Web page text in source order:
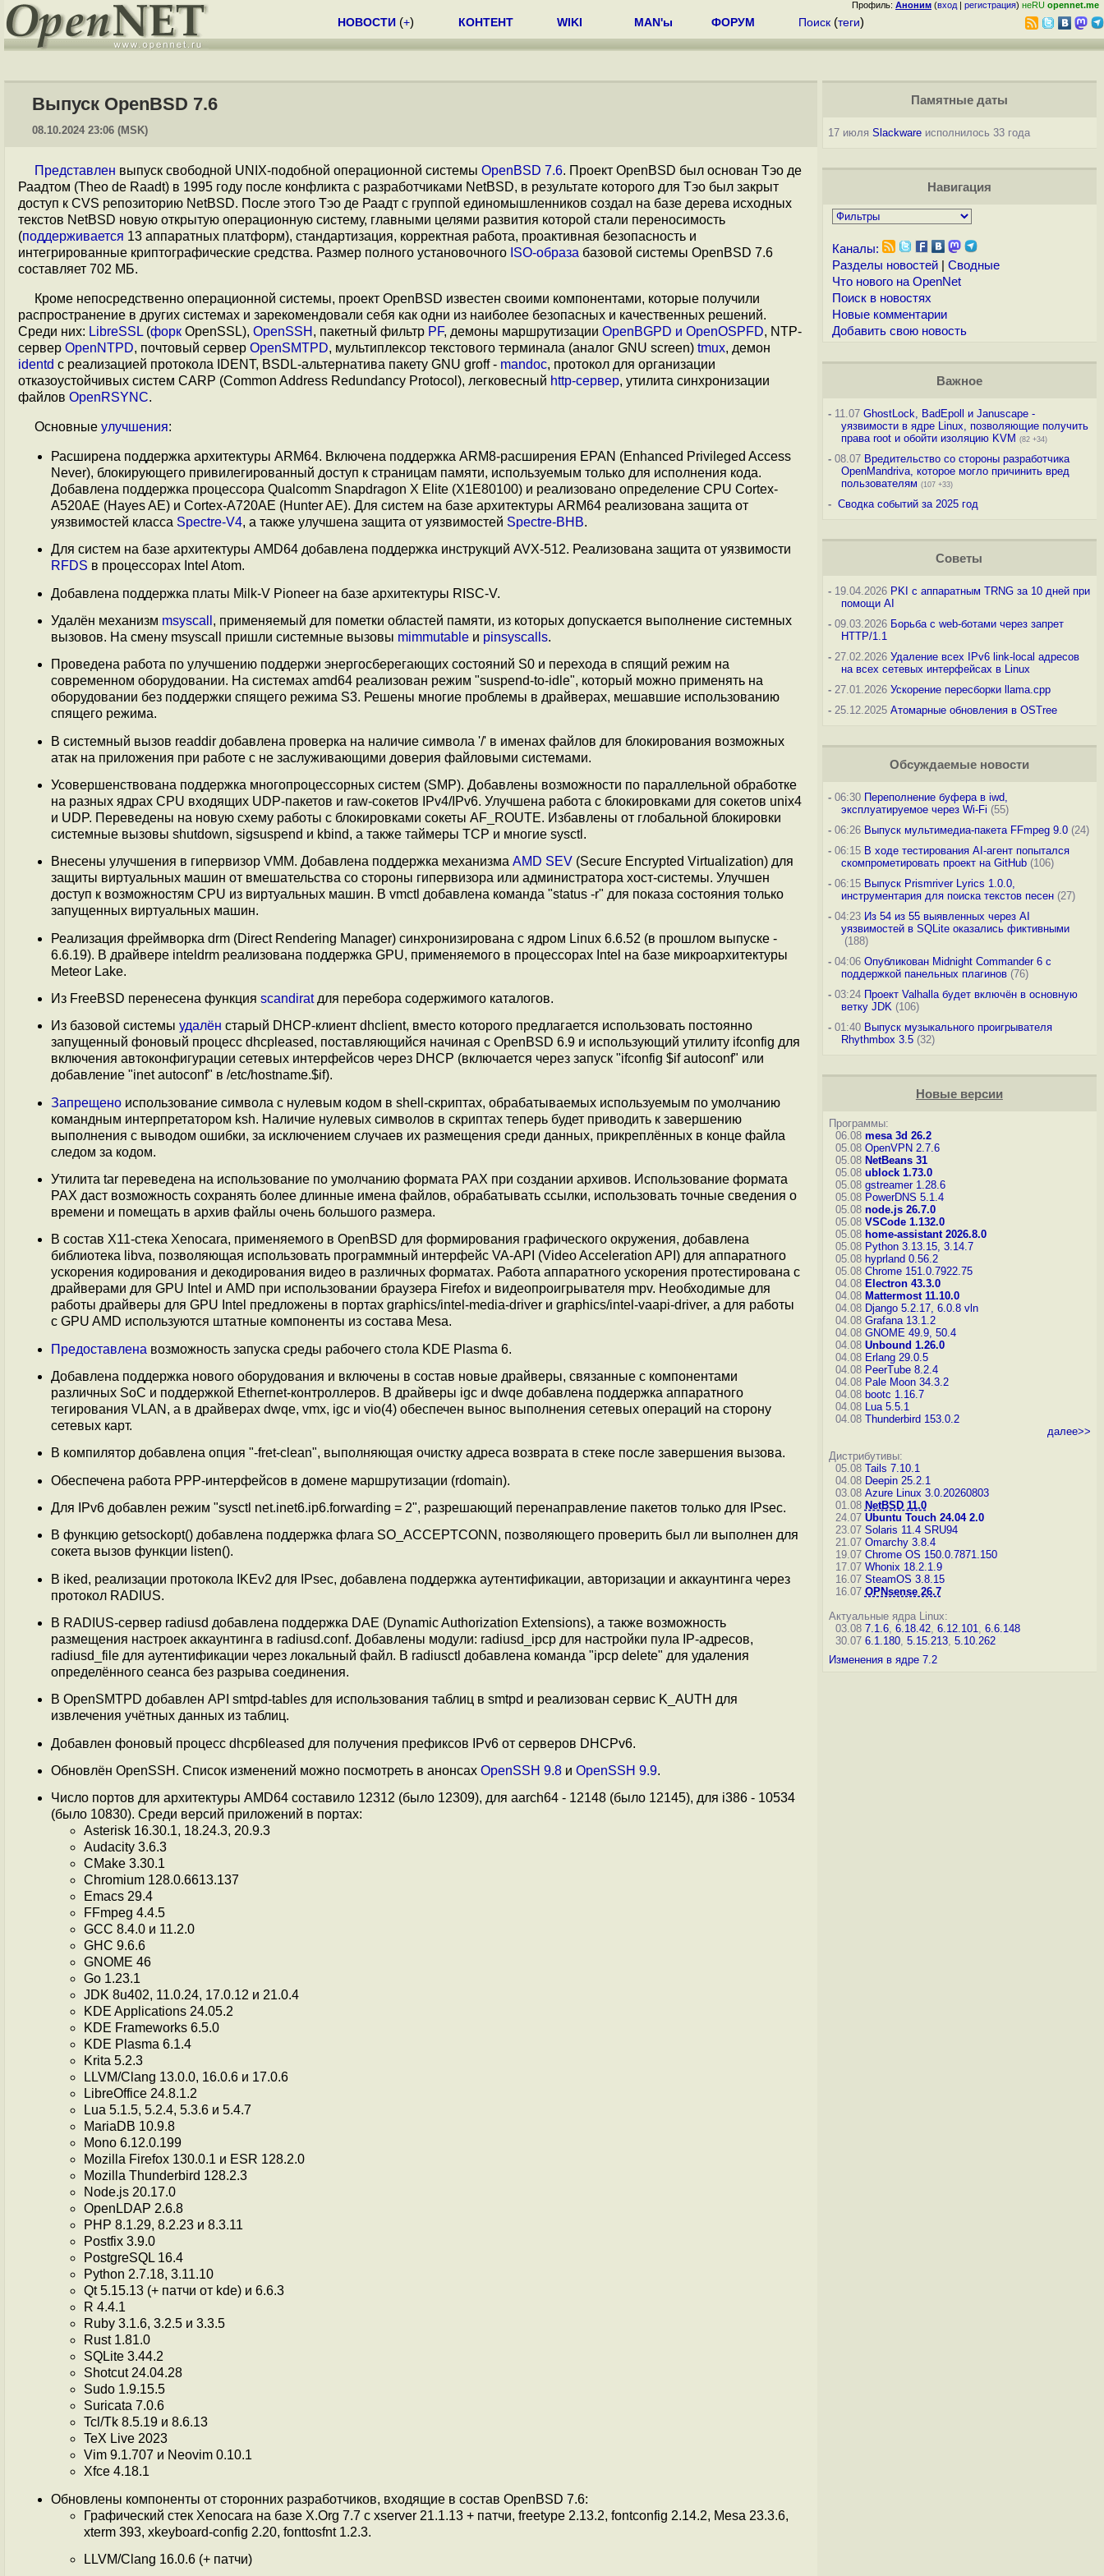
Профиль: Аноним (вход | регистрация) неRU opennet.me
НОВОСТИ (+) КОНТЕНТ WIKI MAN'ы ФОРУМ Поиск (теги)
Выпуск OpenBSD 7.6
08.10.2024 23:06 (MSK)
Представлен выпуск свободной UNIX-подобной операционной системы OpenBSD 7.6. Проект OpenBSD был основан Тэо де
Раадтом (Theo de Raadt) в 1995 году после конфликта с разработчиками NetBSD, в результате которого для Тэо был закрыт
доступ к CVS репозиторию NetBSD. После этого Тэо де Раадт с группой единомышленников создал на базе дерева исходных
текстов NetBSD новую открытую операционную систему, главными целями развития которой стали переносимость
(поддерживается 13 аппаратных платформ), стандартизация, корректная работа, проактивная безопасность и
интегрированные криптографические средства. Размер полного установочного ISO-образа базовой системы OpenBSD 7.6
составляет 702 МБ.
Кроме непосредственно операционной системы, проект OpenBSD известен своими компонентами, которые получили
распространение в других системах и зарекомендовали себя как одни из наиболее безопасных и качественных решений.
Среди них: LibreSSL (форк OpenSSL), OpenSSH , пакетный фильтр PF, демоны маршрутизации OpenBGPD и OpenOSPFD, NTP-
сервер OpenNTPD, почтовый сервер OpenSMTPD, мультиплексор текстового терминала (аналог GNU screen) tmux, демон
identd с реализацией протокола IDENT, BSDL-альтернатива пакету GNU groff - mandoc, протокол для организации
отказоустойчивых систем CARP (Common Address Redundancy Protocol), легковесный http-сервер, утилита синхронизации
файлов OpenRSYNC.
Основные улучшения:
Расширена поддержка архитектуры ARM64. Включена поддержка ARM8-расширения EPAN (Enhanced Privileged Access
Never), блокирующего привилегированный доступ к страницам памяти, используемым только для исполнения кода.
Добавлена поддержка процессора Qualcomm Snapdragon X Elite (X1E80100) и реализовано определение CPU Cortex-
A520AE (Hayes AE) и Cortex-A720AE (Hunter AE). Для систем на базе архитектуры ARM64 реализована защита от
уязвимостей класса Spectre-V4, а также улучшена защита от уязвимостей Spectre-BHB.
Для систем на базе архитектуры AMD64 добавлена поддержка инструкций AVX-512. Реализована защита от уязвимости
RFDS в процессорах Intel Atom.
Добавлена поддержка платы Milk-V Pioneer на базе архитектуры RISC-V.
Удалён механизм msyscall , применяемый для пометки областей памяти, из которых допускается выполнение системных
вызовов. На смену msyscall пришли системные вызовы mimmutable и pinsyscalls.
Проведена работа по улучшению поддержи энергосберегающих состояний S0 и перехода в спящий режим на
современном оборудовании. На системах amd64 реализован режим "suspend-to-idle", который можно применять на
оборудовании без поддержки спящего режима S3. Решены многие проблемы в драйверах, мешавшие использованию
спящего режима.
В системный вызов readdir добавлена проверка на наличие символа '/' в именах файлов для блокирования возможных
атак на приложения при работе с не заслуживающими доверия файловыми системами.
Усовершенствована поддержка многопроцессорных систем (SMP). Добавлены возможности по параллельной обработке
на разных ядрах CPU входящих UDP-пакетов и raw-сокетов IPv4/IPv6. Улучшена работа с блокировками для сокетов unix4
и UDP. Переведены на новую схему работы с блокировками сокеты AF_ROUTE. Избавлены от глобальной блокировки
системные вызовы shutdown, sigsuspend и kbind, а также таймеры TCP и многие sysctl.
Внесены улучшения в гипервизор VMM. Добавлена поддержка механизма AMD SEV (Secure Encrypted Virtualization) для
защиты виртуальных машин от вмешательства со стороны гипервизора или администратора хост-системы. Улучшен
доступ к возможностям CPU из виртуальных машин. В vmctl добавлена команда "status -r" для показа состояния только
запущенных виртуальных машин.
Реализация фреймворка drm (Direct Rendering Manager) синхронизирована с ядром Linux 6.6.52 (в прошлом выпуске -
6.6.19). В драйвере inteldrm реализована поддержка GPU, применяемого в процессорах Intel на базе микроархитектуры
Meteor Lake.
Из FreeBSD перенесена функция scandiratдля перебора содержимого каталогов.
Из базовой системы удалён старый DHCP-клиент dhclient, вместо которого предлагается использовать постоянно
запущенный фоновый процесс dhcpleased, поставляющийся начиная с OpenBSD 6.9 и использующий утилиту ifconfig для
включения автоконфигурации сетевых интерфейсов через DHCP (включается через запуск "ifconfig $if autoconf" или
добавление "inet autoconf" в /etc/hostname.$if).
Запрещено использование символа с нулевым кодом в shell-скриптах, обрабатываемых используемым по умолчанию
командным интерпретатором ksh. Наличие нулевых символов в скриптах теперь будет приводить к завершению
выполнения с выводом ошибки, за исключением случаев их размещения среди данных, прикреплённых в конце файла
следом за кодом.
Утилита tar переведена на использование по умолчанию формата PAX при создании архивов. Использование формата
PAX даст возможность сохранять более длинные имена файлов, обрабатывать ссылки, использовать точные сведения о
времени и помещать в архив файлы очень большого размера.
В состав X11-стека Xenocara, применяемого в OpenBSD для формирования графического окружения, добавлена
библиотека libva, позволяющая использовать программный интерфейс VA-API (Video Acceleration API) для аппаратного
ускорения кодирования и декодирования видео в различных форматах. Работа аппаратного ускорения протестирована с
драйверами для GPU Intel и AMD при использовании браузера Firefox и видеопроигрывателя mpv. Необходимые для
работы драйверы для GPU Intel предложены в портах graphics/intel-media-driver и graphics/intel-vaapi-driver, а для работы
с GPU AMD используются штатные компоненты из состава Mesa.
Предоставлена возможность запуска среды рабочего стола KDE Plasma 6.
Добавлена поддержка нового оборудования и включены в состав новые драйверы, связанные с компонентами
различных SoC и поддержкой Ethernet-контроллеров. В драйверы igc и dwqe добавлена поддержка аппаратного
тегирования VLAN, а в драйверах dwqe, vmx, igc и vio(4) обеспечен вынос выполнения сетевых операций на сторону
сетевых карт.
В компилятор добавлена опция "-fret-clean", выполняющая очистку адреса возврата в стеке после завершения вызова.
Обеспечена работа PPP-интерфейсов в домене маршрутизации (rdomain).
Для IPv6 добавлен режим "sysctl net.inet6.ip6.forwarding = 2", разрешающий перенаправление пакетов только для IPsec.
В функцию getsockopt() добавлена поддержка флага SO_ACCEPTCONN, позволяющего проверить был ли выполнен для
сокета вызов функции listen().
В iked, реализации протокола IKEv2 для IPsec, добавлена поддержка аутентификации, авторизации и аккаунтинга через
протокол RADIUS.
В RADIUS-сервер radiusd добавлена поддержка DAE (Dynamic Authorization Extensions), а также возможность
размещения настроек аккаунтинга в radiusd.conf. Добавлены модули: radiusd_ipcp для настройки пула IP-адресов,
radiusd_file для аутентификации через локальный файл. В radiusctl добавлена команда "ipcp delete" для удаления
определённого сеанса без разрыва соединения.
В OpenSMTPD добавлен API smtpd-tables для использования таблиц в smtpd и реализован сервис K_AUTH для
извлечения учётных данных из таблиц.
Добавлен фоновый процесс dhcp6leased для получения префиксов IPv6 от серверов DHCPv6.
Обновлён OpenSSH. Список изменений можно посмотреть в анонсах OpenSSH 9.8 и OpenSSH 9.9.
Число портов для архитектуры AMD64 составило 12312 (было 12309), для aarch64 - 12148 (было 12145), для i386 - 10534
(было 10830). Среди версий приложений в портах:
Asterisk 16.30.1, 18.24.3, 20.9.3
Audacity 3.6.3
CMake 3.30.1
Chromium 128.0.6613.137
Emacs 29.4
FFmpeg 4.4.5
GCC 8.4.0 и 11.2.0
GHC 9.6.6
GNOME 46
Go 1.23.1
JDK 8u402, 11.0.24, 17.0.12 и 21.0.4
KDE Applications 24.05.2
KDE Frameworks 6.5.0
KDE Plasma 6.1.4
Krita 5.2.3
LLVM/Clang 13.0.0, 16.0.6 и 17.0.6
LibreOffice 24.8.1.2
Lua 5.1.5, 5.2.4, 5.3.6 и 5.4.7
MariaDB 10.9.8
Mono 6.12.0.199
Mozilla Firefox 130.0.1 и ESR 128.2.0
Mozilla Thunderbird 128.2.3
Node.js 20.17.0
OpenLDAP 2.6.8
PHP 8.1.29, 8.2.23 и 8.3.11
Postfix 3.9.0
PostgreSQL 16.4
Python 2.7.18, 3.11.10
Qt 5.15.13 (+ патчи от kde) и 6.6.3
R 4.4.1
Ruby 3.1.6, 3.2.5 и 3.3.5
Rust 1.81.0
SQLite 3.44.2
Shotcut 24.04.28
Sudo 1.9.15.5
Suricata 7.0.6
Tcl/Tk 8.5.19 и 8.6.13
TeX Live 2023
Vim 9.1.707 и Neovim 0.10.1
Xfce 4.18.1
Обновлены компоненты от сторонних разработчиков, входящие в состав OpenBSD 7.6:
Графический стек Xenocara на базе X.Org 7.7 с xserver 21.1.13 + патчи, freetype 2.13.2, fontconfig 2.14.2, Mesa 23.3.6,
xterm 393, xkeyboard-config 2.20, fonttosfnt 1.2.3.
LLVM/Clang 16.0.6 (+ патчи)
Памятные даты
17 июля Slackwareисполнилось 33 года
Навигация
Каналы:
Разделы новостей| Сводные
Что нового на OpenNet
Поиск в новостях
Новые комментарии
Добавить свою новость
Важное
-11.07 GhostLock, BadEpoll и Januscape -
уязвимости в ядре Linux, позволяющие получить
права root и обойти изоляцию KVM (82 +34)
-08.07 Вредительство со стороны разработчика
OpenMandriva, которое могло причинить вред
пользователям (107 +33)
- Сводка событий за 2025 год
Советы
-19.04.2026 PKI с аппаратным TRNG за 10 дней при
помощи AI
-09.03.2026 Борьба с web-ботами через запрет
HTTP/1.1
-27.02.2026 Удаление всех IPv6 link-local адресов
на всех сетевых интерфейсах в Linux
-27.01.2026 Ускорение пересборки llama.cpp
-25.12.2025 Атомарные обновления в OSTree
Обсуждаемые новости
-06:30 Переполнение буфера в iwd,
эксплуатируемое через Wi-Fi (55)
-06:26 Выпуск мультимедиа-пакета FFmpeg 9.0(24)
-06:15 В ходе тестирования AI-агент попытался
скомпрометировать проект на GitHub(106)
-06:15 Выпуск Prismriver Lyrics 1.0.0,
инструментария для поиска текстов песен(27)
-04:23 Из 54 из 55 выявленных через AI
уязвимостей в SQLite оказались фиктивными
(188)
-04:06 Опубликован Midnight Commander 6 c
поддержкой панельных плагинов(76)
-03:24 Проект Valhalla будет включён в основную
ветку JDK(106)
-01:40 Выпуск музыкального проигрывателя
Rhythmbox 3.5(32)
Новые версии
Программы:
06.08 mesa 3d 26.2
05.08 OpenVPN 2.7.6
05.08 NetBeans 31
05.08 ublock 1.73.0
05.08 gstreamer 1.28.6
05.08 PowerDNS 5.1.4
05.08 node.js 26.7.0
05.08 VSCode 1.132.0
05.08 home-assistant 2026.8.0
05.08 Python 3.13.15, 3.14.7
05.08 hyprland 0.56.2
05.08 Chrome 151.0.7922.75
04.08 Electron 43.3.0
04.08 Mattermost 11.10.0
04.08 Django 5.2.17, 6.0.8 vln
04.08 Grafana 13.1.2
04.08 GNOME 49.9, 50.4
04.08 Unbound 1.26.0
04.08 Erlang 29.0.5
04.08 PeerTube 8.2.4
04.08 Pale Moon 34.3.2
04.08 bootc 1.16.7
04.08 Lua 5.5.1
04.08 Thunderbird 153.0.2
далее>>
Дистрибутивы:
05.08 Tails 7.10.1
04.08 Deepin 25.2.1
03.08 Azure Linux 3.0.20260803
01.08 NetBSD 11.0
24.07 Ubuntu Touch 24.04 2.0
23.07 Solaris 11.4 SRU94
21.07 Omarchy 3.8.4
19.07 Chrome OS 150.0.7871.150
17.07 Whonix 18.2.1.9
16.07 SteamOS 3.8.15
16.07 OPNsense 26.7
Актуальные ядра Linux:
03.08 7.1.6, 6.18.42, 6.12.101, 6.6.148
30.07 6.1.180, 5.15.213, 5.10.262
Изменения в ядре 7.2